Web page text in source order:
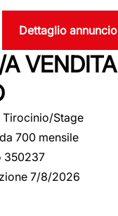
Dettaglio annuncio
VENDITA
Tirocinio/Stage
700 mensile
350237
7/8/2026